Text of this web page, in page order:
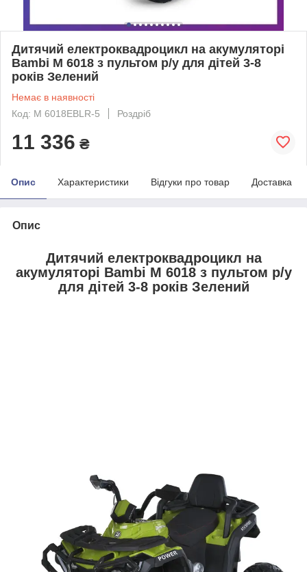
Дитячий електроквадроцикл на акумуляторі
Bambi M 6018 з пультом р/у для дітей 3-8
років Зелений
Немає в наявності
Код: M 6018EBLR-5
Роздріб
11 336 ₴
Опис Характеристики Відгуки про товар Доставка
Опис
Дитячий електроквадроцикл на
акумуляторі Bambi M 6018 з пультом р/у
для дітей 3-8 років Зелений